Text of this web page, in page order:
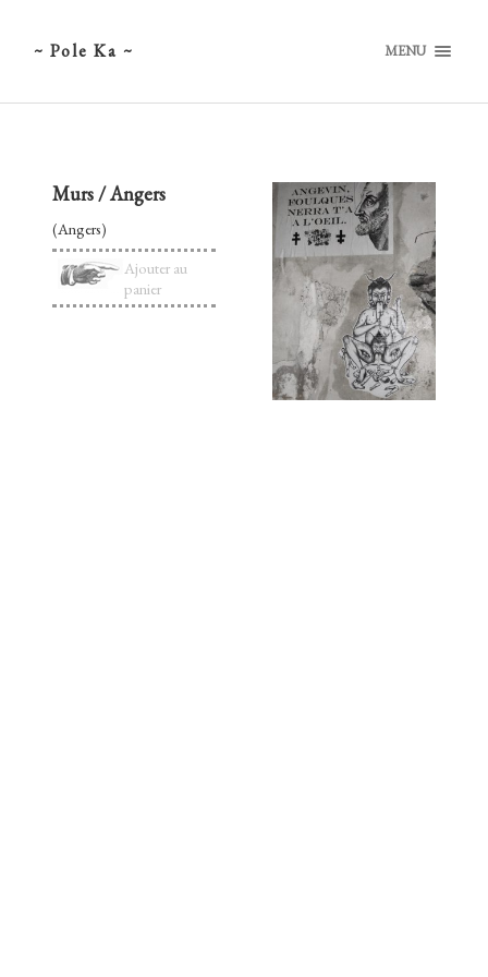
~ Pole Ka ~ MENU
Murs / Angers
(Angers)
Ajouter au
panier